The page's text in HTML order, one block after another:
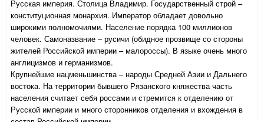
Русская империя. Столица Владимир. Государственный строй –
конституционная монархия. Император обладает довольно
широкими полномочиями. Население порядка 100 миллионов
человек. Самоназвание – русичи (обидное прозвище со стороны
жителей Российской империи – малороссы). В языке очень много
англицизмов и германизмов.
Крупнейшие нацменьшинства – народы Средней Азии и Дальнего
востока. На территории бывшего Рязанского княжества часть
населения считает себя россами и стремится к отделению от
Русской империи и много сторонников отделения и вхождения в